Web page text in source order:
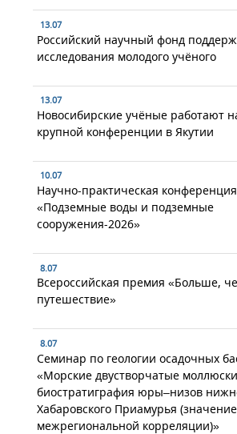
13.07
Российский научный фонд
исследования молодого учёного
13.07
Новосибирские учёные работают
крупной конференции в Якутии
10.07
Научно-практическая конференция
«Подземные воды и подземные
сооружения-2026»
8.07
Всероссийская премия «Больше,
путешествие»
8.07
Семинар по геологии осадочных
«Морские двустворчатые
биостратиграфия юры–низов
Хабаровского Приамурья
межрегиональной корреляции)»